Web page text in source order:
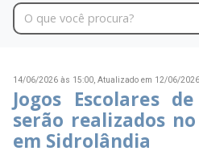
14/06/2026 às 15:00, Atualizado em 12/06/
Jogos Escolares
serão realizados
em Sidrolândia